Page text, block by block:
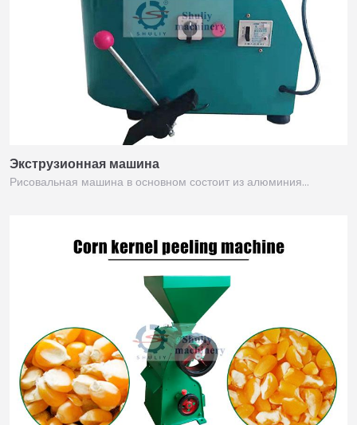
Экструзионная машина
Рисовальная машина в основном состоит из алюминия…